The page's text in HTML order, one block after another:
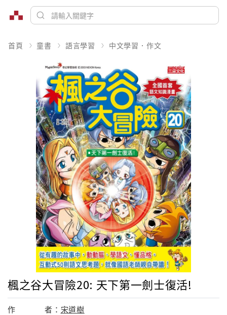
首頁 童書 語言學習 中文學習．作文
楓之谷大冒險20: 天下第一劍士復活!
作 者： 宋道樹